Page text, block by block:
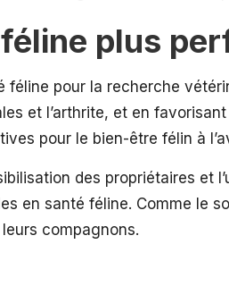
plus
féline pour la recherche
et l’arthrite, et en
pour le bien-être félin à
des propriétaires
en santé féline. Comme le
compagnons.